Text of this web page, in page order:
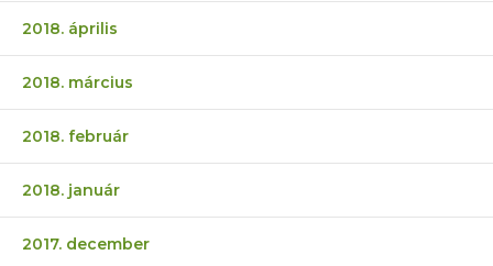
2018. április
2018. március
2018. február
2018. január
2017. december